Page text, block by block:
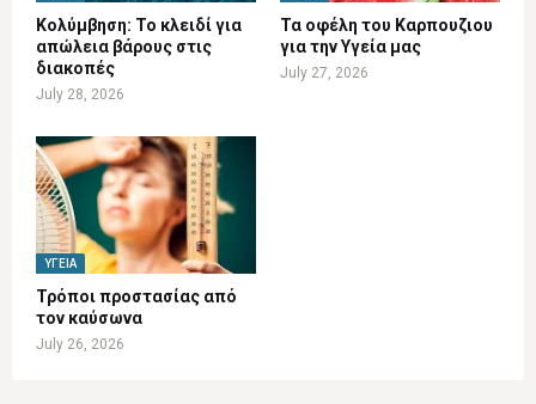
Κολύμβηση: Το κλειδί για
απώλεια βάρους στις
διακοπές
July 28, 2026
Τα οφέλη του Καρπουζιου
για την Υγεία μας
July 27, 2026
ΥΓΕΊΑ
Τρόποι προστασίας από
τον καύσωνα
July 26, 2026